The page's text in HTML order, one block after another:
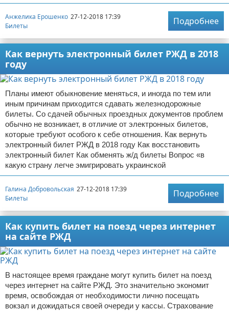
Анжелика Ерошенко 27-12-2018 17:39
Билеты
Подробнее
Как вернуть электронный билет РЖД в 2018
году
Планы имеют обыкновение меняться, и иногда по тем или
иным причинам приходится сдавать железнодорожные
билеты. Со сдачей обычных проездных документов проблем
обычно не возникает, в отличие от электронных билетов,
которые требуют особого к себе отношения. Как вернуть
электронный билет РЖД в 2018 году Как восстановить
электронный билет Как обменять ж/д билеты Вопрос «в
какую страну легче эмигрировать украинской
Галина Добровольская 27-12-2018 17:39
Билеты
Подробнее
Как купить билет на поезд через интернет
на сайте РЖД
В настоящее время граждане могут купить билет на поезд
через интернет на сайте РЖД. Это значительно экономит
время, освобождая от необходимости лично посещать
вокзал и дожидаться своей очереди у кассы. Страхование